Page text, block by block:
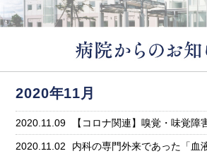
2020年11月
2020.11.09
2020.11.02